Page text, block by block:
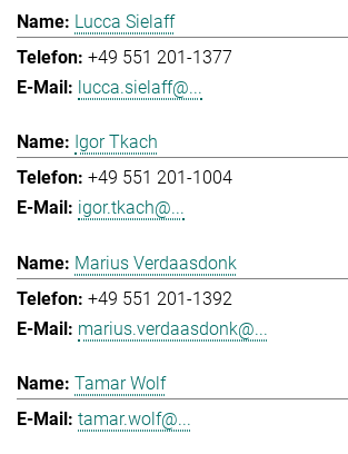
Lucca Sielaff
+49 551 201-1377
lucca.sielaff@...
Igor Tkach
+49 551 201-1004
igor.tkach@...
Marius Verdaasdonk
+49 551 201-1392
marius.verdaasdonk@...
Tamar Wolf
tamar.wolf@...